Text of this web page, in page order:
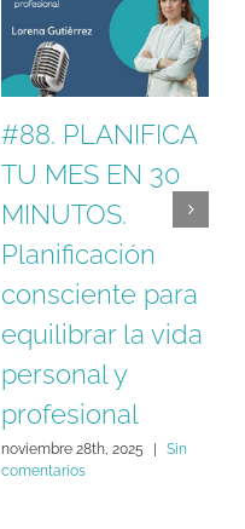
#88. PLANIFICA
TU MES EN 30
MINUTOS.
Planificación
consciente para
equilibrar la vida
personal y
profesional
noviembre 28th, 2025 |
Sin
comentarios